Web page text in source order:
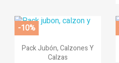
 Vista rápida
Pack Jubón, Calzones Y
Calzas
-10%